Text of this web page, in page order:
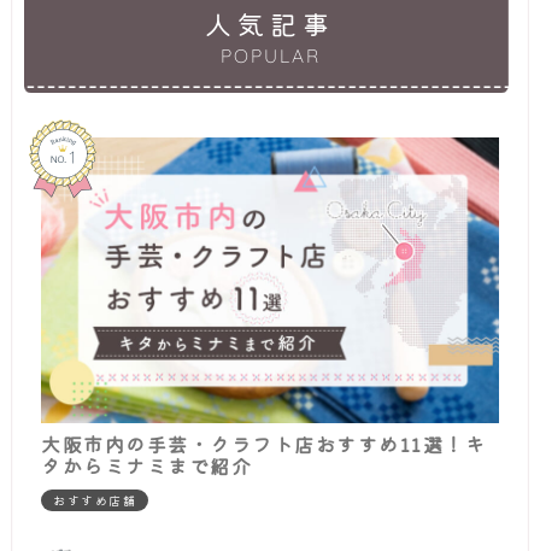
人気記事
POPULAR
大阪市内の手芸・クラフト店おすすめ11選！キ
タからミナミまで紹介
おすすめ店舗